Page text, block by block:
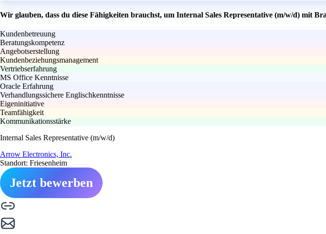
Wir glauben, dass du diese Fähigkeiten brauchst, um Internal Sales Representative (m/w/d) mit
Kundenbetreuung
Beratungskompetenz
Angebotserstellung
Kundenbeziehungsmanagement
Vertriebserfahrung
MS Office Kenntnisse
Oracle Erfahrung
Verhandlungssichere Englischkenntnisse
Eigeninitiative
Teamfähigkeit
Kommunikationsstärke
Internal Sales Representative (m/w/d)
Arrow Electronics, Inc.
Standort: Friesenheim
Jetzt bewerben